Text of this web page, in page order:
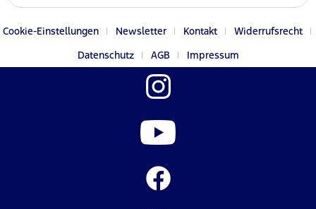
Cookie-Einstellungen Newsletter Kontakt
Widerrufsrecht
Datenschutz
AGB Impressum